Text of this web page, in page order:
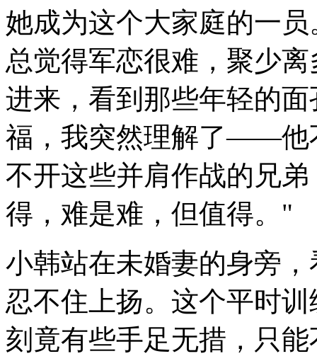
她成为这个大家庭的一
总觉得军恋很难，聚少
进来，看到那些年轻的
福，我突然理解了——他
不开这些并肩作战的兄
得，难是难，但值得。"
小韩站在未婚妻的身旁
忍不住上扬。这个平时
刻竟有些手足无措，只